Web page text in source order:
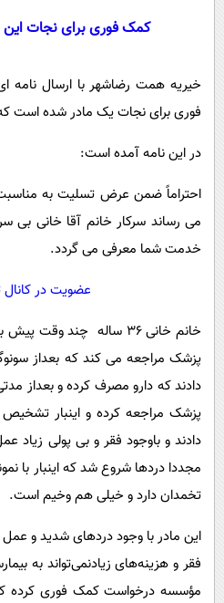
سیاسی
اقتصادی
جامعه
اجتماعی
سلامت
یک برش
سفر و
ورزشی
علم و دانش
باشگاه مغز
اقتصاد
ورزش
سرگرمی
فناوری
حوادث
محیط زیست
عصر ایران
خواندنی ها و
پیامک
روانشناسی
آشپزی
دانلود
آموزش
کمک فوری برای نجات این
خیریه همت رضاشهر با ارسال نامه
فوری برای نجات یک مادر شده است
در این نامه آمده است:
احتراماً ضمن عرض تسلیت به
می رساند سرکار خانم آقا خانی بی
خدمت شما معرفی می گردد.
عضویت در کانال
خانم خانی ۳۶ ساله چند
پزشک مراجعه می کند که بعداز
دادند که دارو مصرف کرده و بعداز
پزشک مراجعه کرده و اینبار
دادند و باوجود فقر و بی پولی زیاد
مجددا دردها شروع شد که اینبار با
تخمدان دارد و خیلی هم وخیم است.
این مادر با وجود دردهای شدید و عمل
فقر و هزینه‌های زیادنمی‌تواند به
مؤسسه درخواست کمک فوری کرده